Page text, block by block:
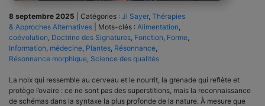
8 septembre 2025 Catégories : Ji Sayer, Thérapies
& Approches Alternatives
Mots-clés : Alimentation
coévolution Doctrine des Signatures Fonction Forme
Information médecine Plantes Résonnance
Résonnance morphique Science des qualités
La noix qui ressemble au cerveau et le nourrit, la grenade qui reflète et
protège l’ovaire : ce ne sont pas des superstitions, mais la reconnaissance
de schémas dans la syntaxe la plus profonde de la nature. À mesure que